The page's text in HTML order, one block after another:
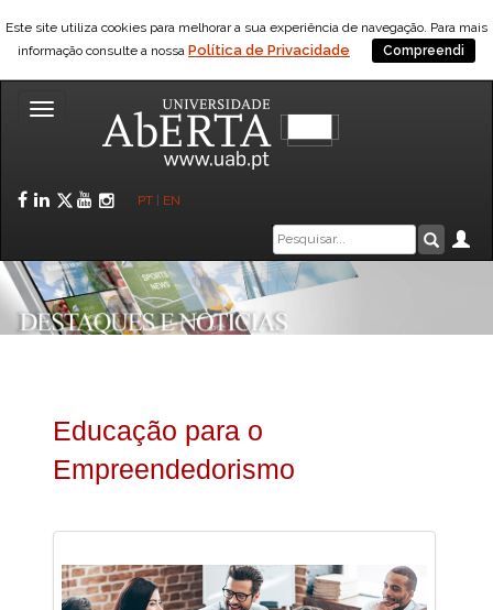
Este site utiliza cookies para melhorar a sua experiência de navegação. Para mais
informação consulte a nossa Política de Privacidade Compreendi
Toggle
Facebook
LinkedIn
Twitter
YouTube
Instagram
PT EN
Caixa
de
pesquisa
Educação para o
Empreendedorismo